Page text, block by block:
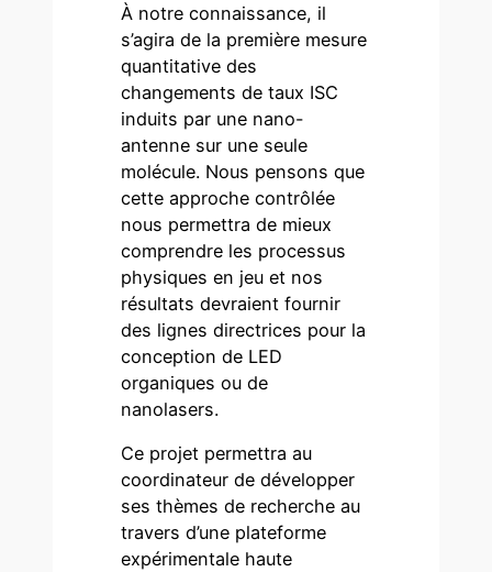
À notre connaissance, il
s’agira de la première mesure
quantitative des
changements de taux ISC
induits par une nano-
antenne sur une seule
molécule. Nous pensons que
cette approche contrôlée
nous permettra de mieux
comprendre les processus
physiques en jeu et nos
résultats devraient fournir
des lignes directrices pour la
conception de LED
organiques ou de
nanolasers.
Ce projet permettra au
coordinateur de développer
ses thèmes de recherche au
travers d’une plateforme
expérimentale haute